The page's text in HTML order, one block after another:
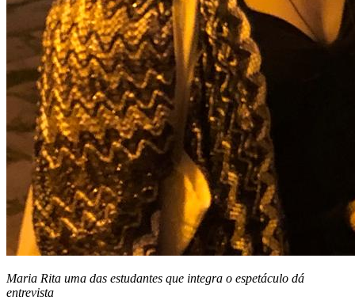
Maria Rita uma das estudantes que integra o espetáculo dá
entrevista